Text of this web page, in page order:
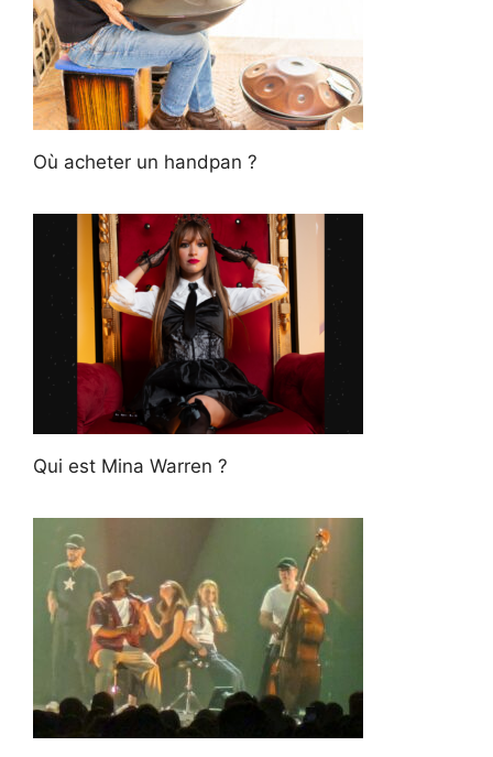
Où acheter un handpan ?
Qui est Mina Warren ?